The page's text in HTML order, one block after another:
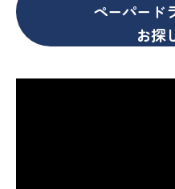
ペーパード
お探